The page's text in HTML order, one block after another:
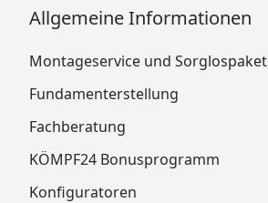
Allgemeine Informationen
Montageservice und Sorglospaket
Fundamenterstellung
Fachberatung
KÖMPF24 Bonusprogramm
Konfiguratoren